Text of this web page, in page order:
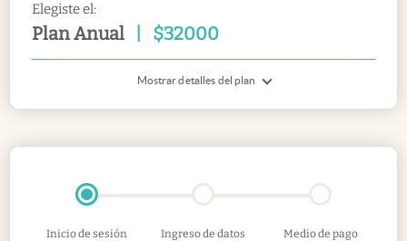
Elegiste el:
Plan Anual $32000
Mostrar detalles del plan
Inicio de sesión Ingreso de datos Medio de pago